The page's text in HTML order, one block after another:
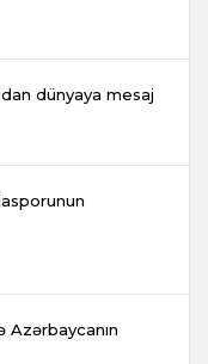
dünyaya mesaj
Azərbaycanın